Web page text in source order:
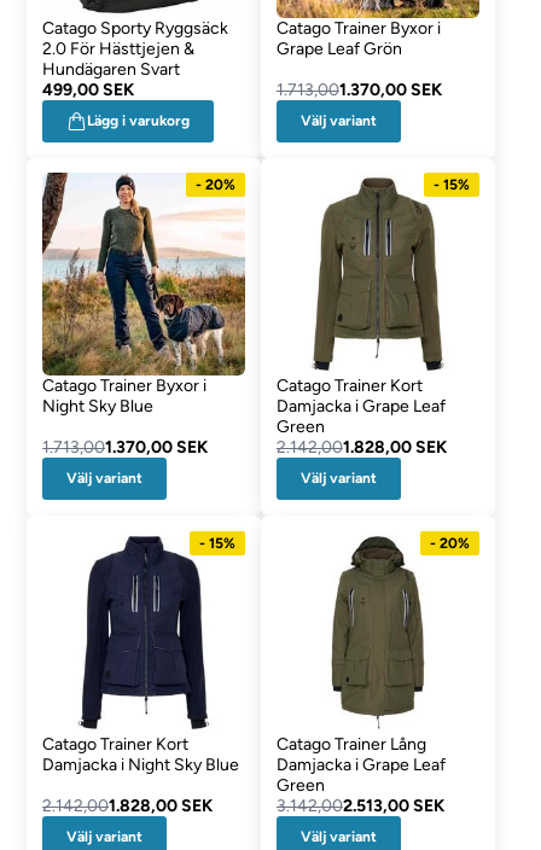
Catago Sporty Ryggsäck
2.0 För Hästtjejen &
Hundägaren Svart
499,00 SEK
Lägg i varukorg
Catago Trainer Byxor i
Grape Leaf Grön
1.713,001.370,00 SEK
Välj variant
- 20%
Catago Trainer Byxor i
Night Sky Blue
1.713,001.370,00 SEK
Välj variant
- 15%
Catago Trainer Kort
Damjacka i Grape Leaf
Green
2.142,001.828,00 SEK
Välj variant
- 15%
Catago Trainer Kort
Damjacka i Night Sky Blue
2.142,001.828,00 SEK
Välj variant
- 20%
Catago Trainer Lång
Damjacka i Grape Leaf
Green
3.142,002.513,00 SEK
Välj variant